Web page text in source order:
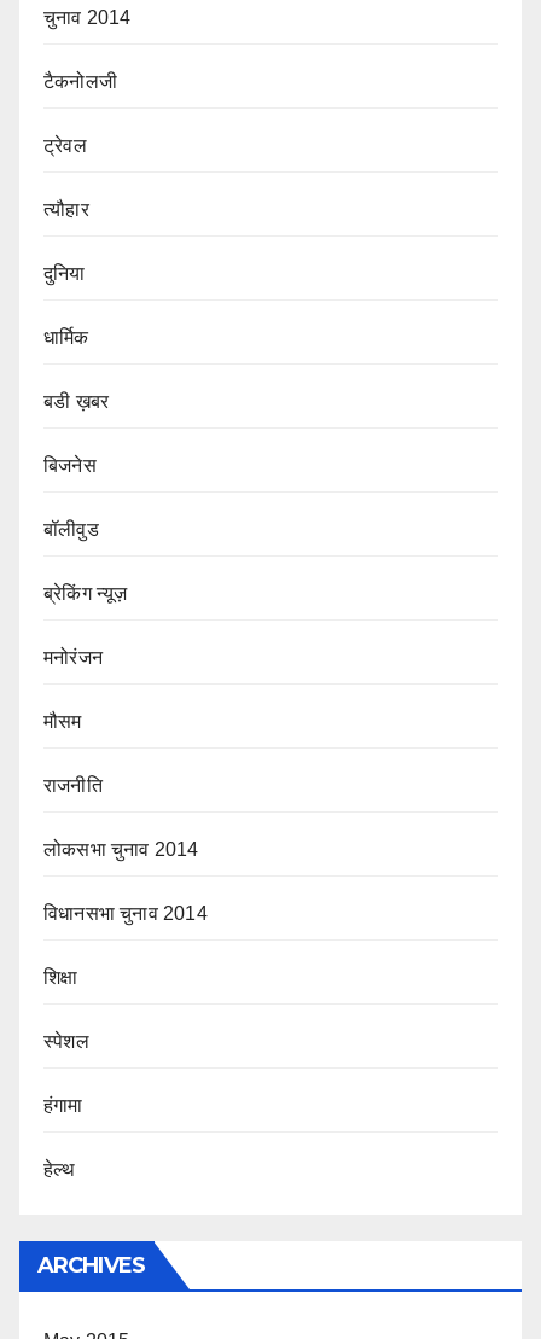
चुनाव 2014
टैकनोलजी
ट्रेवल
त्यौहार
दुनिया
धार्मिक
बडी ख़बर
बिजनेस
बॉलीवुड
ब्रेकिंग न्यूज़
मनोरंजन
मौसम
राजनीति
लोकसभा चुनाव 2014
विधानसभा चुनाव 2014
शिक्षा
स्पेशल
हंगामा
हेल्थ
ARCHIVES